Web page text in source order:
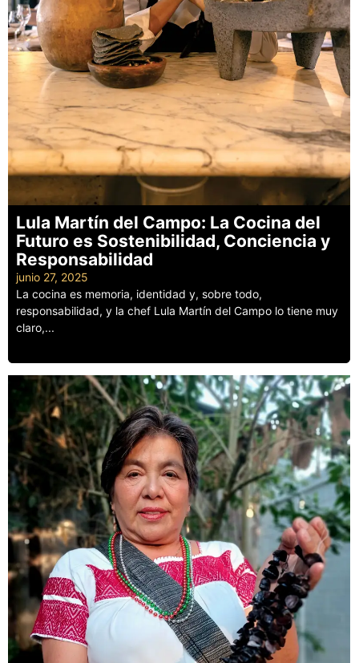
Lula Martín del Campo: La Cocina del
Futuro es Sostenibilidad, Conciencia y
Responsabilidad
junio 27, 2025
La cocina es memoria, identidad y, sobre todo,
responsabilidad, y la chef Lula Martín del Campo lo tiene muy
claro,...